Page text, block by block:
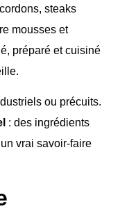
steaks
mousses et
préparé et cuisiné
ou précuits.
: des ingrédients
vrai savoir-faire